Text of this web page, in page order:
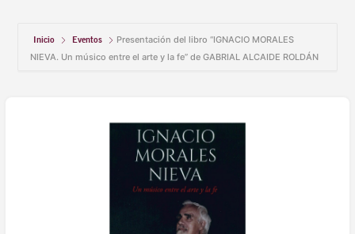
Inicio Eventos
Presentación del libro “IGNACIO MORALES
NIEVA. Un músico entre el arte y la fe” de GABRIAL ALCAIDE ROLDÁN